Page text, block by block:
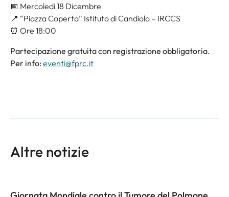
📅 Mercoledì 18 Dicembre
📍 “Piazza Coperta” Istituto di Candiolo – IRCCS
⏰ Ore 18:00
Partecipazione gratuita con registrazione obbligatoria.
Per info: eventi@fprc.it
Altre notizie